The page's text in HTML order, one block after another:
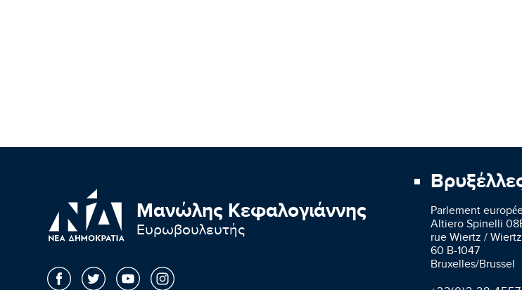
Μανώλης Κεφαλογιάννης
Ευρωβουλευτής
Parlement
Altiero Spinelli
rue Wiertz /
60 B-1047
Bruxelles/Brussel